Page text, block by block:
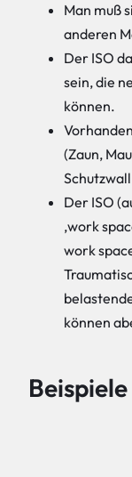
Man muß
anderen
Der ISO
sein, die
können.
(Zaun,
Der ISO
‚work
work
können
Beispiele